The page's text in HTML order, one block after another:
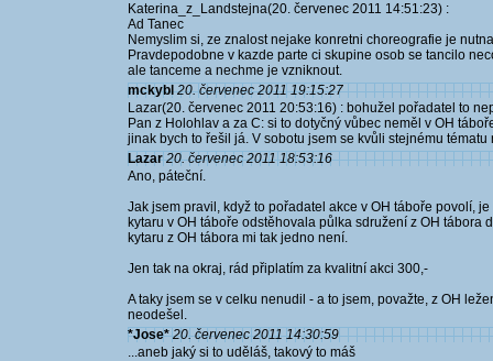
Katerina_z_Landstejna(20. červenec 2011 14:51:23) :
Ad Tanec
Nemyslim si, ze znalost nejake konretni choreografie je
Pravdepodobne v kazde parte ci skupine osob se tancilo
ale tanceme a nechme je vzniknout.
mckybl 20. červenec 2011 19:15:27
Lazar(20. červenec 2011 20:53:16) : bohužel pořadatel to
Pan z Holohlav a za C: si to dotyčný vůbec neměl v OH
jinak bych to řešil já. V sobotu jsem se kvůli stejnému
Lazar 20. červenec 2011 18:53:16
Ano, páteční.
Jak jsem pravil, když to pořadatel akce v OH táboře povolí,
kytaru v OH táboře odstěhovala půlka sdružení z OH
kytaru z OH tábora mi tak jedno není.
Jen tak na okraj, rád připlatím za kvalitní akci 300,-
A taky jsem se v celku nenudil - a to jsem, považte, z OH
neodešel.
*Jose* 20. červenec 2011 14:30:59
...aneb jaký si to uděláš, takový to máš